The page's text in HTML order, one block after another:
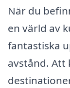
När du
en värld av
fantastiska
avstånd. Att